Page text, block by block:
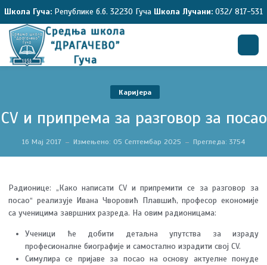
Школа Гуча: Републике б.б. 32230 Гуча Школа Лучани: 032/ 817-531
CV и припремa за разговор за посао
Каријера
16 Мај 2017 Измењено: 05 Септембар 2025 Прегледа: 3754
Радионице: „Како написати CV и припремити се за разговор за
посао“ реализује Ивана Чворовић Плавшић, професор економије
са ученицима завршних разреда. На овим радионицама:
Ученици ће добити детаљна упутства за израду
професионалне биографије и самостално израдити свој CV.
Симулира се пријаве за посао на основу актуелне понуде